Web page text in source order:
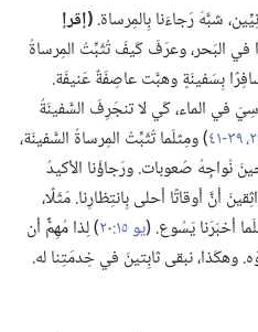
شبَّهَ رَجاءَنا بِالمِرساة.‏‏(‏إقرإ
في البَحر،‏ وعرَفَ كَيفَ تُثَبِّتُ المِرساةُ
بِسَفينَةٍ وهبَّت عاصِفَةٌ عَنيفَة.‏
في الماء،‏ كَي لا تنجَرِفَ السَّفينَةُ
‏)‏ ومِثلَما تُثَبِّتُ المِرساةُ السَّفينَة،‏
نُواجِهُ صُعوبات.‏ ورَجاؤُنا الأكيدُ
أنَّ أوقاتًا أحلى بِانتِظارِنا.‏ مَثَلًا،‏
أخبَرَنا يَسُوع.‏ (‏يو ١٥:‏٢٠
‏)‏ لِذا مُهِمٌّ أن
وهكَذا،‏ نبقى ثابِتينَ في خِدمَتِنا له.‏